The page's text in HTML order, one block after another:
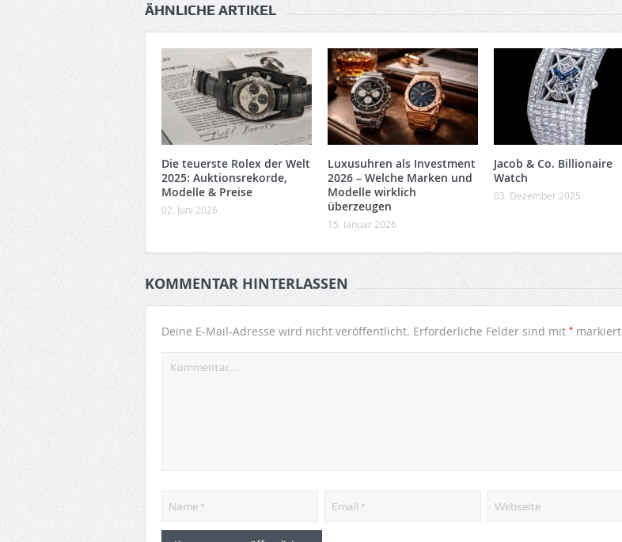
ÄHNLICHE ARTIKEL
Die teuerste Rolex der Welt
2025: Auktionsrekorde,
Modelle & Preise
02. Juni 2026
Luxusuhren als Investment
2026 – Welche Marken und
Modelle wirklich
überzeugen
15. Januar 2026
Jacob & Co. Billionaire
Watch
03. Dezember 2025
KOMMENTAR HINTERLASSEN
Deine E-Mail-Adresse wird nicht veröffentlicht. Erforderliche Felder sind mit * markiert